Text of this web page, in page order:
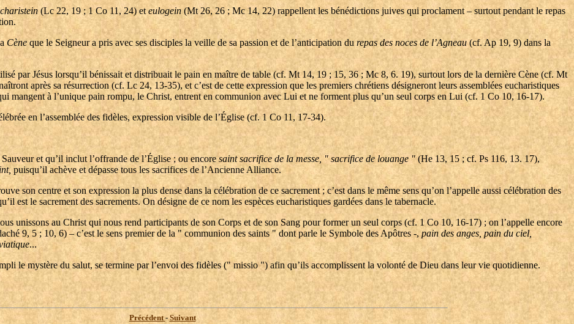
(Lc 22, 19 ; 1 Co 11, 24) eteulogein(Mt 26, 26 ; Mc 14, 22) rappellent les bénédictions juives qui proclament – surtout pendant le repas
Cèneque le Seigneur a pris avec ses disciples la veille de sa passion et de l’anticipation durepas des noces de l’Agneau(cf. Ap 19, 9) dans la
par Jésus lorsqu’il bénissait et distribuait le pain en maître de table (cf. Mt 14, 19 ; 15, 36 ; Mc 8, 6. 19), surtout lors de la dernière Cène (cf. Mt
après sa résurrection (cf. Lc 24, 13-35), et c’est de cette expression que les premiers chrétiens désigneront leurs assemblées eucharistiques
mangent à l’unique pain rompu, le Christ, entrent en communion avec Lui et ne forment plus qu’un seul corps en Lui (cf. 1 Co 10, 16-17).
en l’assemblée des fidèles, expression visible de l’Église (cf. 1 Co 11, 17-34).
et qu’il inclut l’offrande de l’Église ; ou encoresaint sacrifice de la messe, " sacrifice de louange " (He 13, 15 ; cf. Ps 116, 13. 17),
puisqu’il achève et dépasse tous les sacrifices de l’Ancienne Alliance.
son centre et son expression la plus dense dans la célébration de ce sacrement ; c’est dans le même sens qu’on l’appelle aussi célébration des
est le sacrement des sacrements. On désigne de ce nom les espèces eucharistiques gardées dans le tabernacle.
unissons au Christ qui nous rend participants de son Corps et de son Sang pour former un seul corps (cf. 1 Co 10, 16-17) ; on l’appelle encore
9, 5 ; 10, 6) – c’est le sens premier de la " communion des saints " dont parle le Symbole des Apôtres -, pain des anges, pain du ciel,
...
le mystère du salut, se termine par l’envoi des fidèles (" missio ") afin qu’ils accomplissent la volonté de Dieu dans leur vie quotidienne.
Précédent-Suivant